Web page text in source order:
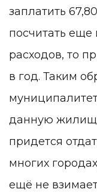
заплатить
посчитать еще
расходов, то
в год. Таким
данную
придется
многих
ещё не